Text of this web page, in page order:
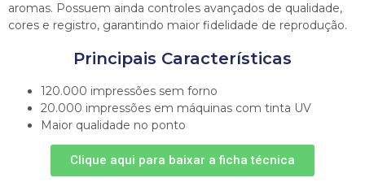
aromas. Possuem ainda controles avançados de qualidade,
cores e registro, garantindo maior fidelidade de reprodução.
Principais Características
120.000 impressões sem forno
20.000 impressões em máquinas com tinta UV
Maior qualidade no ponto
Clique aqui para baixar a ficha técnica